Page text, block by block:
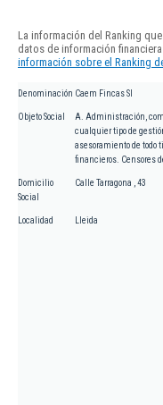
La información del Ranking
datos de información financiera
información sobre el Ranking
Denominación Caem Fincas Sl
Objeto Social
A. Administración,
cualquier tipo de
asesoramiento de todo
financieros. Censores
Domicilio
Social
Calle Tarragona , 43
Localidad Lleida